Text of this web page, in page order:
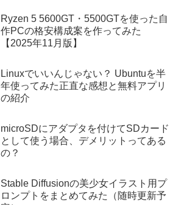
Ryzen 5 5600GT・5500GTを使った自
作PCの格安構成案を作ってみた
【2025年11月版】
Linuxでいいんじゃない？ Ubuntuを半
年使ってみた正直な感想と無料アプリ
の紹介
microSDにアダプタを付けてSDカード
として使う場合、デメリットってある
の？
Stable Diffusionの美少女イラスト用プ
ロンプトをまとめてみた（随時更新予